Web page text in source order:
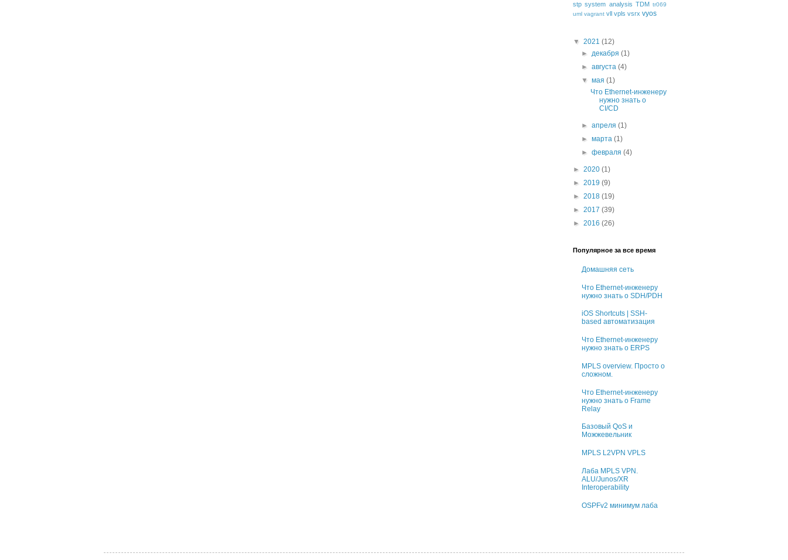
stp system analysis TDM tr069
uml vagrant vll vpls vsrx vyos
▼ 2021 (12)
►декабря(1)
►августа(4)
▼мая(1)
Что Ethernet-инженеру
нужно знать о
CI/CD
►апреля(1)
►марта(1)
►февраля(4)
► 2020 (1)
► 2019 (9)
► 2018 (19)
► 2017 (39)
► 2016 (26)
Популярное за все время
Домашняя сеть
Что Ethernet-инженеру
нужно знать о SDH/PDH
iOS Shortcuts | SSH-
based автоматизация
Что Ethernet-инженеру
нужно знать о ERPS
MPLS overview. Просто о
сложном.
Что Ethernet-инженеру
нужно знать о Frame
Relay
Базовый QoS и
Можжевельник
MPLS L2VPN VPLS
Лаба MPLS VPN.
ALU/Junos/XR
Interoperability
OSPFv2 минимум лаба